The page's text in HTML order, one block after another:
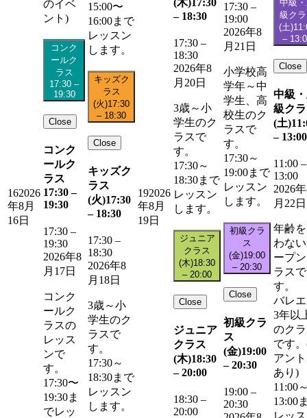
162026
年8月
16日
のイベ
ント)
コンク
ールク
ラス
17:30 –
19:30
Close
コンク
ールク
ラス
17:30 –
19:30
17:30 –
19:30
2026年8
月17日
コンク
ールク
ラスの
レッス
ンで
す。
17:30〜
19:30ま
でレッ
15:00〜
16:00まで
レッスン
します。
キッズク
ラス
(火)17:30
– 18:30
Close
キッズク
ラス
(火)17:30
– 18:30
17:30 –
18:30
2026年8
月18日
3歳～小
学生のク
ラスで
す。
17:30～
18:30まで
レッスン
します。
192026
年8月
19日
(木)17:30
– 18:30
17:30 –
18:30
2026年8
月20日
3歳～小
学生のク
ラスで
す。
17:30～
18:30まで
レッスン
します。
ジュニア
クラス
(木)18:30
– 20:00
Close
ジュニア
クラス
(木)18:30
– 20:00
18:30 –
20:00
17:30 –
19:00
2026年8
月21日
小学校高
学年～中
学生、高
校生のク
ラスで
す。
17:30～
19:00まで
レッスン
します。
初級クラ
ス
(金)19:00
– 20:30
Close
初級クラ
ス
(金)19:00
– 20:30
19:00 –
20:30
中級
級ク
(土)
–
Close
中級
級ク
(土)
– 13:00
11:00 –
13:00
2026
月22日
年齢
わな
ープ
ラスで
す。
バレ
3年以
のク
です
アン
あり)
11:00
13:00